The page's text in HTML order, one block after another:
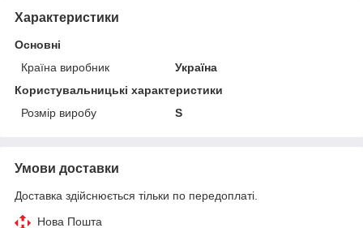
Характеристики
Основні
Країна виробник
Україна
Користувальницькі характеристики
Розмір виробу
S
Умови доставки
Доставка здійснюється тільки по передоплаті.
Нова Пошта